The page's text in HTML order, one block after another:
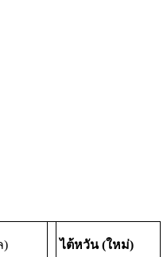
) ไต้หวัน (ใหม่)